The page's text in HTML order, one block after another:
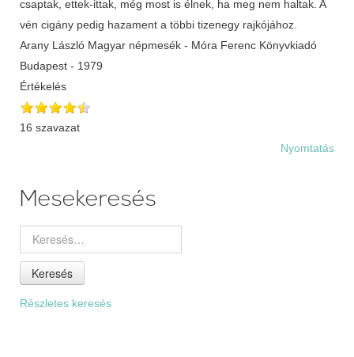
Értékelés
16 szavazat
Nyomtatás
Mesekeresés
Keresés
Részletes keresés